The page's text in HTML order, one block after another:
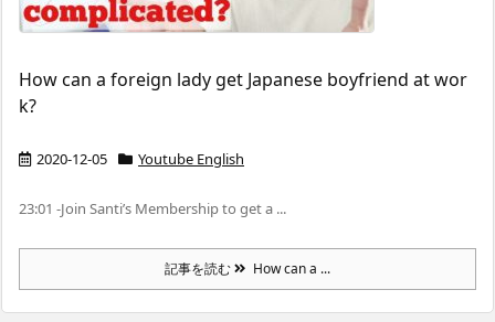
How can a foreign lady get Japanese boyfriend at wor
k?
2020-12-05 Youtube English
23:01 -Join Santi’s Membership to get a ...
記事を読む How can a ...